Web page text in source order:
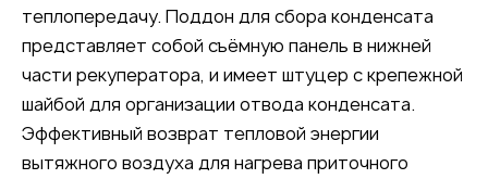
теплопередачу. Поддон для сбора конденсата
представляет собой съёмную панель в нижней
части рекуператора, и имеет штуцер с крепежной
шайбой для организации отвода конденсата.
Эффективный возврат тепловой энергии
вытяжного воздуха для нагрева приточного